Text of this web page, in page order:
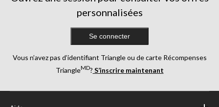
personnalisées
Se connecter
Vous n’avez pas d’identifiant Triangle ou de carte Récompenses
TriangleMD? S’inscrire maintenant